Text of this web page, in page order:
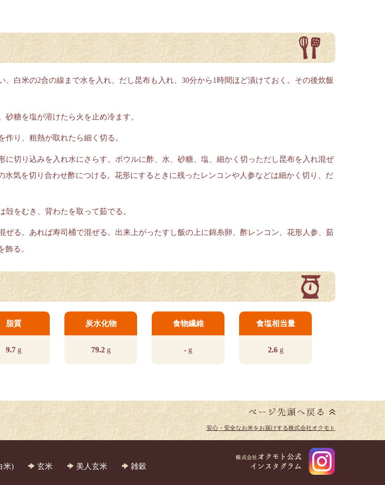
白米の2合の線まで水を入れ、だし昆布も入れ、30分から1時間ほど漬けておく。その後炊飯
糖を塩が溶けたら火を止め冷ます。
り、粗熱が取れたら細く切る。
に切り込みを入れ水にさらす。ボウルに酢、水、砂糖、塩、細かく切っただし昆布を入れ混ぜ
水気を切り合わせ酢につける。花形にするときに残ったレンコンや人参などは細かく切り、だ
殻をむき、背わたを取って茹でる。
る。あれば寿司桶で混ぜる。出来上がったすし飯の上に錦糸卵、酢レンコン、花形人参、茹
る。
脂質
9.7g
炭水化物
79.2g
食物繊維
- g
食塩相当量
2.6g
安心・安全なお米をお届けする株式会社オクモト
米) 玄米 美人玄米
雑穀